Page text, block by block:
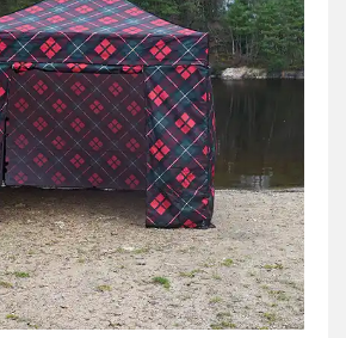
et puissant. Motif
toujours, il suit les modes et
pliant et son imprimé Tartan
votre personnalité.Urbain, celte,
à vous de vous approprier cet
vivre l’héritage.
est disponible en deux
ou en Alu Pro 45 Luxe.
plusieurs configurationsselon